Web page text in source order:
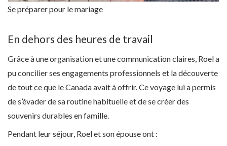
Se préparer pour le mariage
En dehors des heures de travail
Grâce à une organisation et une communication claires, Roel a
pu concilier ses engagements professionnels et la découverte
de tout ce que le Canada avait à offrir. Ce voyage lui a permis
de s’évader de sa routine habituelle et de se créer des
souvenirs durables en famille.
Pendant leur séjour, Roel et son épouse ont :